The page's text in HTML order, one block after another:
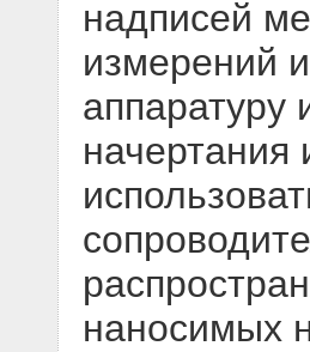
надписей
измерений
аппаратуру
наносимых